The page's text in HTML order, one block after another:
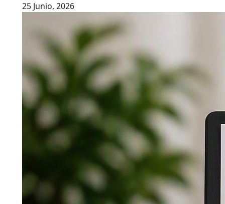
25 Junio, 2026